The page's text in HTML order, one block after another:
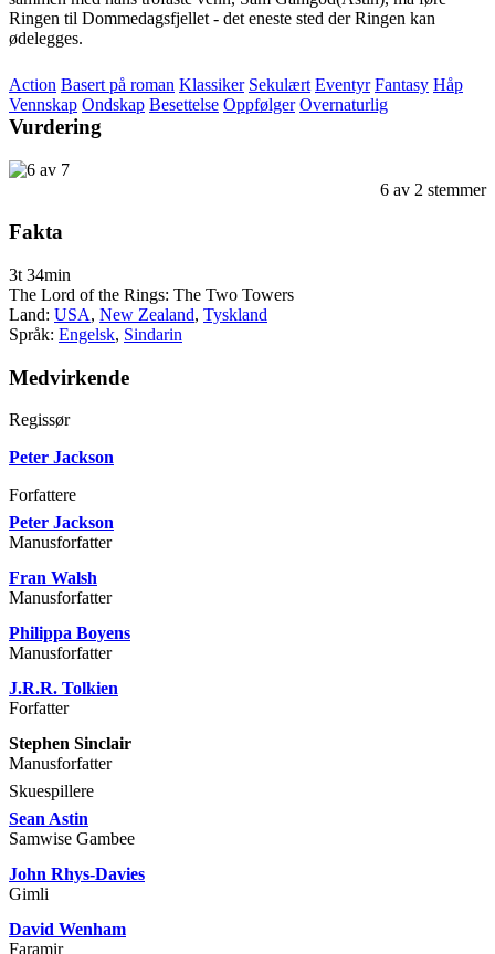
Ringen til Dommedagsfjellet - det eneste sted der Ringen kan
ødelegges.
Action Basert på roman Klassiker Sekulært Eventyr Fantasy Håp
Vennskap Ondskap Besettelse Oppfølger Overnaturlig
Vurdering
6 av 2 stemmer
Fakta
3t 34min
The Lord of the Rings: The Two Towers
Land: USA, New Zealand, Tyskland
Språk: Engelsk, Sindarin
Medvirkende
Regissør
Peter Jackson
Forfattere
Peter Jackson
Manusforfatter
Fran Walsh
Manusforfatter
Philippa Boyens
Manusforfatter
J.R.R. Tolkien
Forfatter
Stephen Sinclair
Manusforfatter
Skuespillere
Sean Astin
Samwise Gambee
John Rhys-Davies
Gimli
David Wenham
Faramir